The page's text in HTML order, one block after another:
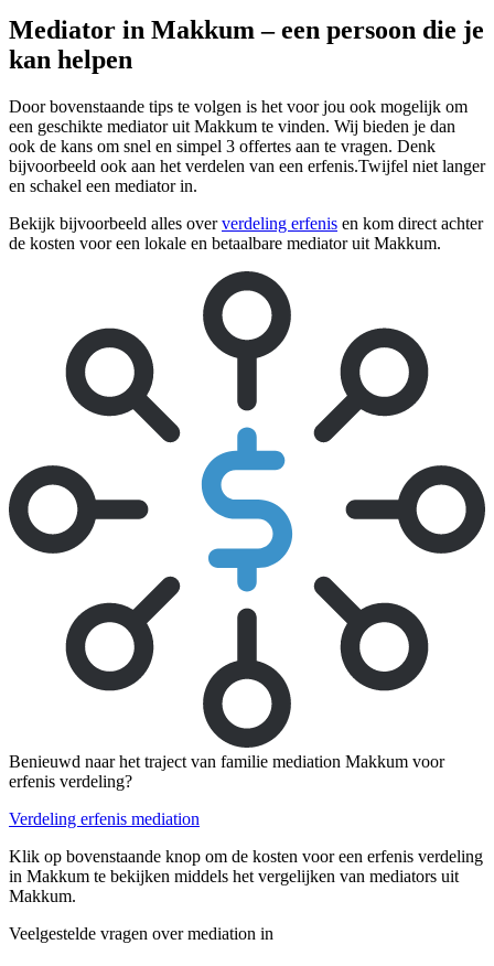
Mediator in Makkum – een persoon die je
kan helpen
Door bovenstaande tips te volgen is het voor jou ook mogelijk om
een geschikte mediator uit Makkum te vinden. Wij bieden je dan
ook de kans om snel en simpel 3 offertes aan te vragen. Denk
bijvoorbeeld ook aan het verdelen van een erfenis.Twijfel niet langer
en schakel een mediator in.
Bekijk bijvoorbeeld alles oververdeling erfenis en kom direct achter
de kosten voor een lokale en betaalbare mediator uit Makkum.
Benieuwd naar het traject van familie mediation Makkum voor
erfenis verdeling?
Verdeling erfenis mediation
Klik op bovenstaande knop om de kosten voor een erfenis verdeling
in Makkum te bekijken middels het vergelijken van mediators uit
Makkum.
Veelgestelde vragen over mediation in